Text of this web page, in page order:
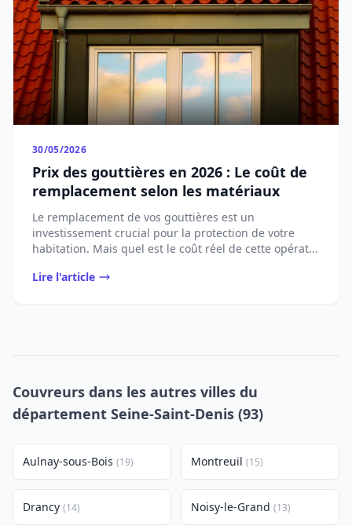
30/05/2026
Prix des gouttières en 2026 : Le coût de
remplacement selon les matériaux
Le remplacement de vos gouttières est un
investissement crucial pour la protection de votre
habitation. Mais quel est le coût réel de cette opérat...
Lire l'article
Couvreurs dans les autres villes du
département Seine-Saint-Denis (93)
Aulnay-sous-Bois (19) Montreuil (15)
Drancy (14) Noisy-le-Grand (13)